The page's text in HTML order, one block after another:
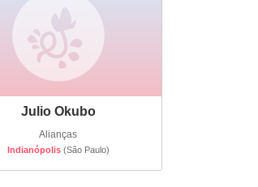
Julio Okubo
Alianças
Indianópolis(São Paulo)